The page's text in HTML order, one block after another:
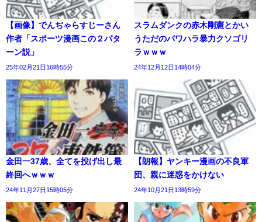
【画像】でんぢゃらすじーさん
作者「スポーツ漫画この２パタ
ーン説」
25年02月21日16時55分
スラムダンクの赤木剛憲とかい
うただのパワハラ暴力クソゴリ
ラｗｗｗ
24年12月12日14時04分
金田一37歳、全てを投げ出し最
終回へｗｗｗ
24年11月27日15時05分
【朗報】ヤンキー漫画の不良軍
団、親に迷惑をかけない
24年10月21日13時59分